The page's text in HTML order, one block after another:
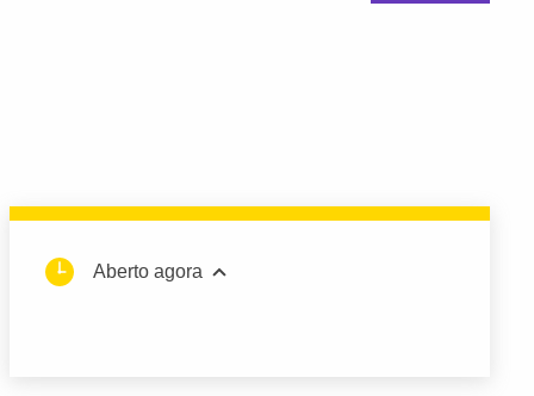
Aberto agora